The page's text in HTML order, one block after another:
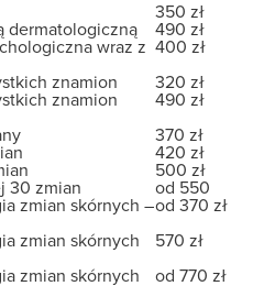
350 zł
dermatologiczną
490 zł
wraz z 400 zł
znamion
320 zł
znamion
490 zł
370 zł
420 zł
500 zł
30 zmian
od 550
zmian skórnych –od 370 zł
zmian skórnych
570 zł
zmian skórnych
od 770 zł